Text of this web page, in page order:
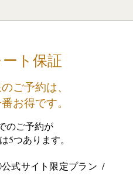
ト保証
ご予約は、
お得です。
のご予約が
5つあります。
式サイト限定プラン